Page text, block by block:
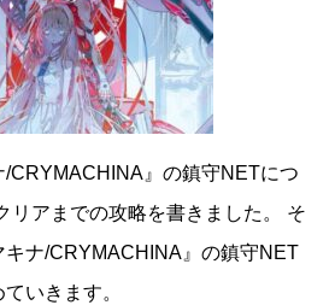
CRYMACHINA』の鎮守NETにつ
リアまでの攻略を書きました。 そ
キナ/CRYMACHINA』の鎮守NET
いきます。